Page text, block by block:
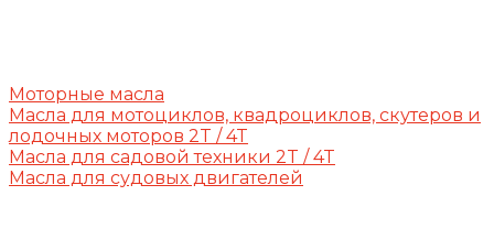
Моторные масла
Масла для мотоциклов, квадроциклов, скутеров и
лодочных моторов 2T / 4T
Масла для садовой техники 2T / 4T
Масла для судовых двигателей